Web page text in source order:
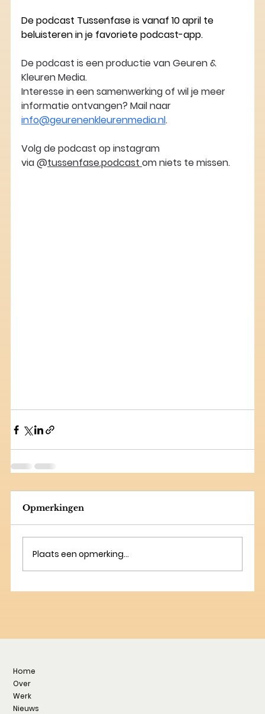
De podcast Tussenfase is vanaf 10 april te
beluisteren in je favoriete podcast-app.
De podcast is een productie van Geuren &
Kleuren Media.
Interesse in een samenwerking of wil je meer
informatie ontvangen? Mail naar
info@geurenenkleurenmedia.nl.
Volg de podcast op instagram
via @tussenfase.podcast om niets te missen.
Opmerkingen
Plaats een opmerking...
Home
Over
Werk
Nieuws